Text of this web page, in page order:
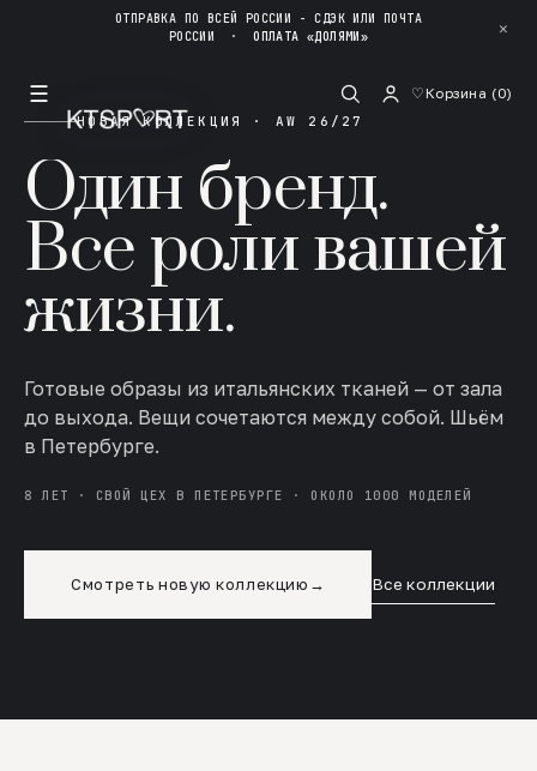
ОТПРАВКА ПО ВСЕЙ РОССИИ - СДЭК ИЛИ ПОЧТА
РОССИИ ·ОПЛАТА «ДОЛЯМИ» ✕
☰ ♡Корзина (0)
НОВАЯ КОЛЛЕКЦИЯ · AW 26/27
Один бренд.
Все роли вашей
жизни.
Готовые образы из итальянских тканей — от зала
до выхода. Вещи сочетаются между собой. Шьём
в Петербурге.
8 ЛЕТ · СВОЙ ЦЕХ В ПЕТЕРБУРГЕ · ОКОЛО 1000 МОДЕЛЕЙ
Смотреть новую коллекцию → Все коллекции